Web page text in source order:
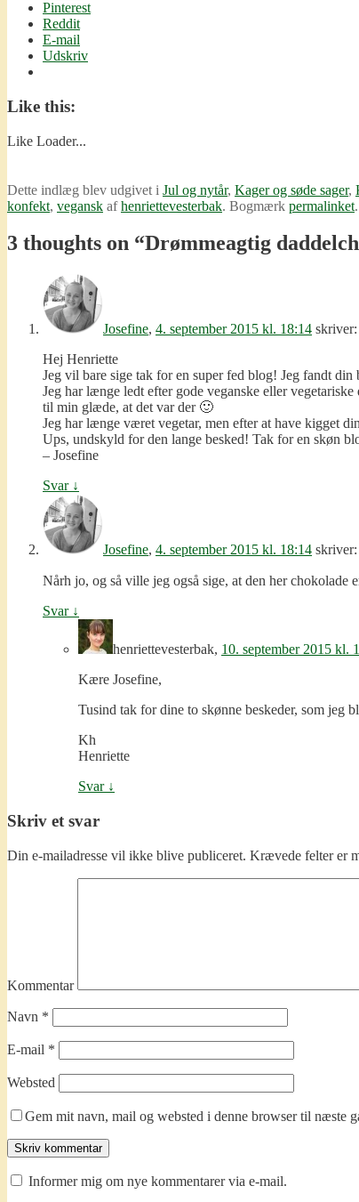
Pinterest
Reddit
E-mail
Udskriv
Like this:
Like Loader...
Dette indlæg blev udgivet i Jul og nytår, Kager og søde sager,
konfekt, vegansk afhenriettevesterbak. Bogmærk permalinket.
3 thoughts on “Drømmeagtig
Josefine, 4. september 2015 kl. 18:14 skriver:
Hej Henriette
Jeg vil bare sige tak for en super fed blog! Jeg fandt
Jeg har længe ledt efter gode veganske eller
til min glæde, at det var der 🙂
Jeg har længe været vegetar, men efter at have kigget
Ups, undskyld for den lange besked! Tak for en skøn
– Josefine
Svar ↓
Josefine, 4. september 2015 kl. 18:14 skriver:
Nårh jo, og så ville jeg også sige, at den her
Svar ↓
henriettevesterbak, 10. september 2015 kl.
Kære Josefine,
Tusind tak for dine to skønne beskeder, som jeg
Kh
Henriette
Svar ↓
Skriv et svar
Din e-mailadresse vil ikke blive publiceret. Krævede felter er
Kommentar
Navn *
E-mail *
Websted
Gem mit navn, mail og websted i denne browser til næste
Informer mig om nye kommentarer via e-mail.